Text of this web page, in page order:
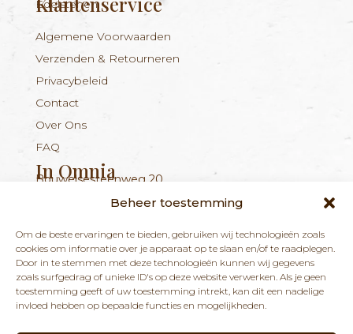
Beheer toestemming
Om de beste ervaringen te bieden, gebruiken wij technologieën zoals
cookies om informatie over je apparaat op te slaan en/of te raadplegen.
Door in te stemmen met deze technologieën kunnen wij gegevens
zoals surfgedrag of unieke ID's op deze website verwerken. Als je geen
toestemming geeft of uw toestemming intrekt, kan dit een nadelige
invloed hebben op bepaalde functies en mogelijkheden.
Edelstenen
Algemene Voorwaarden
Verzenden & Retourneren
Privacybeleid
Contact
Over Ons
FAQ
In Omnia
Bouwelsesteenweg 20
BE 1029.893.045
info@inomnia.be
+324 56 96 16 94
Nieuwsbrief
nieuws over onze winkel en praktijk.